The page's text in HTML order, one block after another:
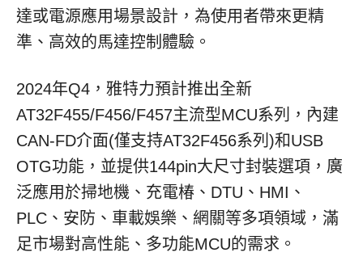
達或電源應用場景設計，為使用者帶來更精
準、高效的馬達控制體驗。
2024年Q4，雅特力預計推出全新
AT32F455/F456/F457主流型MCU系列，內建
CAN-FD介面(僅支持AT32F456系列)和USB
OTG功能，並提供144pin大尺寸封裝選項，廣
泛應用於掃地機、充電椿、DTU、HMI、
PLC、安防、車載娛樂、網關等多項領域，滿
足市場對高性能、多功能MCU的需求。